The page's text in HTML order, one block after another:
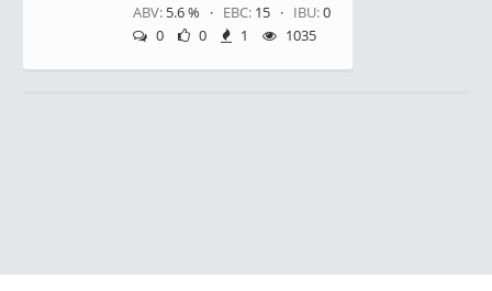
ABV: 5.6 % · EBC: 15 · IBU:0
0
0 1 1035